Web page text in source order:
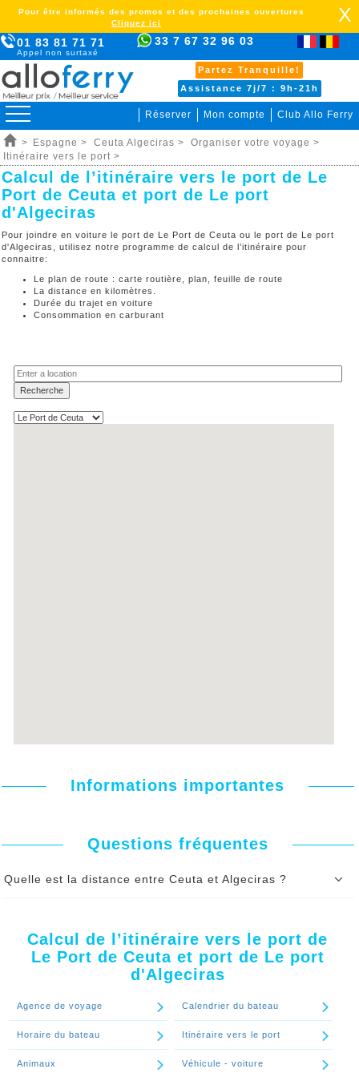
01 83 81 71 71
Appel non surtaxé
33 7 67 32 96 03
Partez Tranquille!
Assistance 7j/7 : 9h-21h
Réserver Mon compte Club Allo Ferry
Pour être informés des promos et des prochaines ouvertures
Cliquez ici
X
> Espagne > Ceuta Algeciras >
Organiser votre voyage >
Itinéraire vers le port >
Calcul de l’itinéraire vers le port de Le
Port de Ceuta et port de Le port
d'Algeciras
Pour joindre en voiture le port de Le Port de Ceuta ou le port de Le port
d'Algeciras, utilisez notre programme de calcul de l’itinéraire pour
connaitre:
Le plan de route : carte routière, plan, feuille de route
La distance en kilomètres.
Durée du trajet en voiture
Consommation en carburant
Informations importantes
Questions fréquentes
Quelle est la distance entre Ceuta et Algeciras ?
A vol d'oiseau, la distance entre Ceuta et Algeciras en bateau est
37,00 km.
Continuer le spécial 'Quelle est la distance entre Ceuta et Algeciras
Calcul de l’itinéraire vers le port de
Le Port de Ceuta et port de Le port
d'Algeciras
Agence de voyage Calendrier du bateau
Horaire du bateau Itinéraire vers le port
Animaux Véhicule - voiture